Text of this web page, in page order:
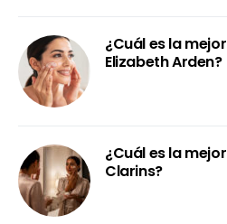
¿Cuál es la
Elizabeth Arden?
¿Cuál es la
Clarins?